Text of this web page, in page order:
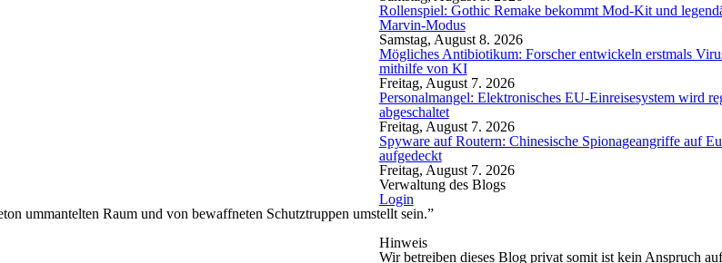
Rollenspiel: Gothic Remake bekommt Mod-Kit und
Marvin-Modus
Samstag, August 8. 2026
Mögliches Antibiotikum: Forscher entwickeln erstmals
mithilfe von KI
Freitag, August 7. 2026
Personalmangel: Elektronisches EU-Einreisesystem wird
abgeschaltet
Freitag, August 7. 2026
Spyware auf Routern: Chinesische Spionageangriffe auf
aufgedeckt
Freitag, August 7. 2026
Verwaltung des Blogs
Login
ummantelten Raum und von bewaffneten Schutztruppen umstellt sein.”
Hinweis
Wir betreiben dieses Blog privat somit ist kein Anspruch